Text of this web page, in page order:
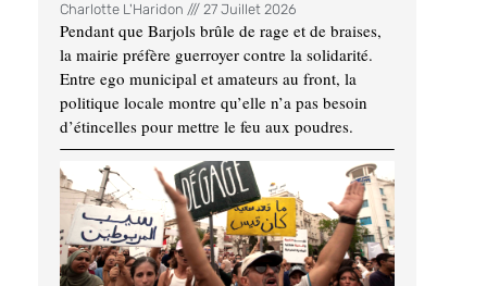
Charlotte L'Haridon 27 Juillet 2026
Pendant que Barjols brûle de rage et de braises,
la mairie préfère guerroyer contre la solidarité.
Entre ego municipal et amateurs au front, la
politique locale montre qu’elle n’a pas besoin
d’étincelles pour mettre le feu aux poudres.